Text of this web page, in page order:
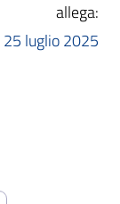
luglio 2025